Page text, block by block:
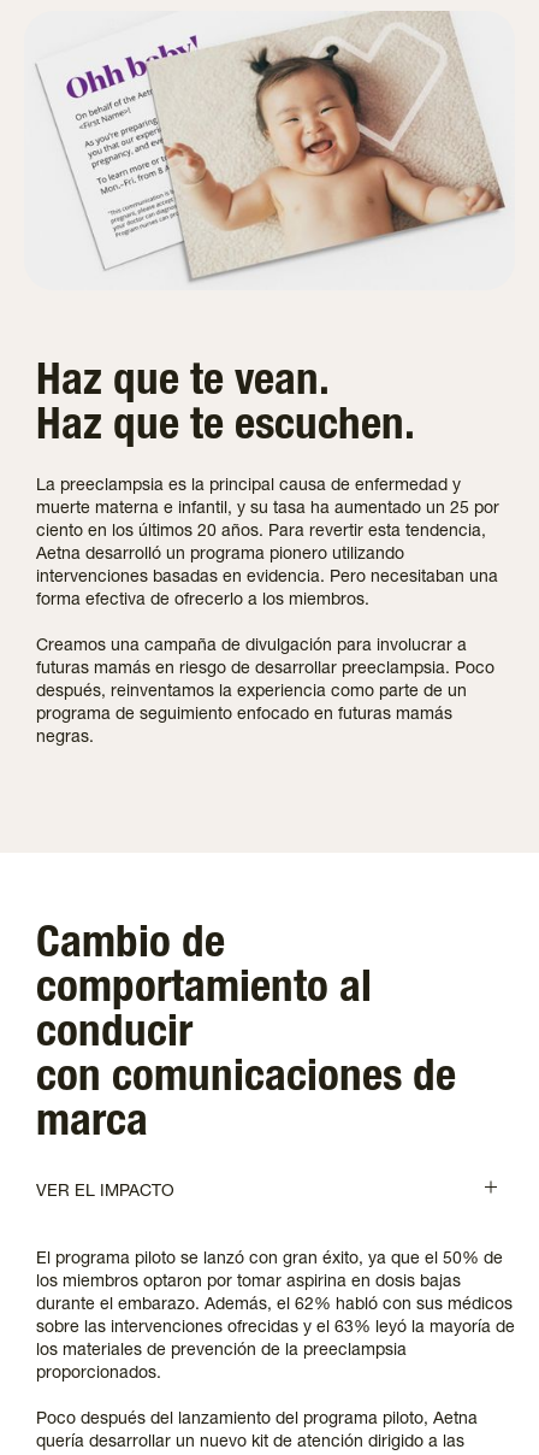
Haz que te vean.
Haz que te escuchen.
La preeclampsia es la principal causa de enfermedad y
muerte materna e infantil, y su tasa ha aumentado un 25 por
ciento en los últimos 20 años. Para revertir esta tendencia,
Aetna desarrolló un programa pionero utilizando
intervenciones basadas en evidencia. Pero necesitaban una
forma efectiva de ofrecerlo a los miembros.
Creamos una campaña de divulgación para involucrar a
futuras mamás en riesgo de desarrollar preeclampsia. Poco
después, reinventamos la experiencia como parte de un
programa de seguimiento enfocado en futuras mamás
negras.
Cambio de
comportamiento al
conducir
con comunicaciones de
marca
VER EL IMPACTO
El programa piloto se lanzó con gran éxito, ya que el 50% de
los miembros optaron por tomar aspirina en dosis bajas
durante el embarazo. Además, el 62% habló con sus médicos
sobre las intervenciones ofrecidas y el 63% leyó la mayoría de
los materiales de prevención de la preeclampsia
proporcionados.
Poco después del lanzamiento del programa piloto, Aetna
quería desarrollar un nuevo kit de atención dirigido a las